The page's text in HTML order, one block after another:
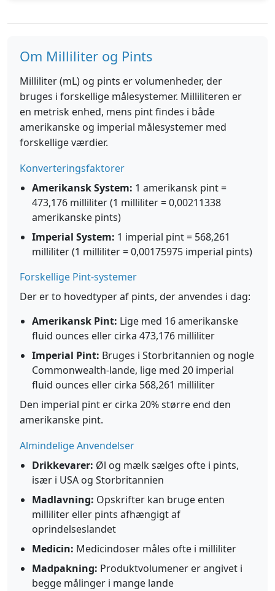
Om Milliliter og Pints
Milliliter (mL) og pints er volumenheder, der
bruges i forskellige målesystemer. Milliliteren er
en metrisk enhed, mens pint findes i både
amerikanske og imperial målesystemer med
forskellige værdier.
Konverteringsfaktorer
Amerikansk System: 1 amerikansk pint =
473,176 milliliter (1 milliliter = 0,00211338
amerikanske pints)
Imperial System: 1 imperial pint = 568,261
milliliter (1 milliliter = 0,00175975 imperial pints)
Forskellige Pint-systemer
Der er to hovedtyper af pints, der anvendes i dag:
Amerikansk Pint: Lige med 16 amerikanske
fluid ounces eller cirka 473,176 milliliter
Imperial Pint: Bruges i Storbritannien og nogle
Commonwealth-lande, lige med 20 imperial
fluid ounces eller cirka 568,261 milliliter
Den imperial pint er cirka 20% større end den
amerikanske pint.
Almindelige Anvendelser
Drikkevarer: Øl og mælk sælges ofte i pints,
især i USA og Storbritannien
Madlavning: Opskrifter kan bruge enten
milliliter eller pints afhængigt af
oprindelseslandet
Medicin: Medicindoser måles ofte i milliliter
Madpakning: Produktvolumener er angivet i
begge målinger i mange lande